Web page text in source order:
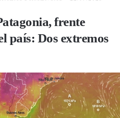
frente
país: Dos extremos